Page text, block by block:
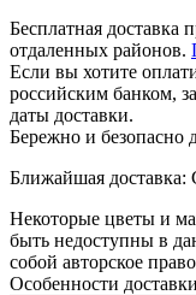
Бесплатная доставка
отдаленных районов.
Если вы хотите
российским банком,
даты доставки.
Бережно и безопасно
Ближайшая доставка:
Некоторые цветы и
быть недоступны в
собой авторское
Особенности